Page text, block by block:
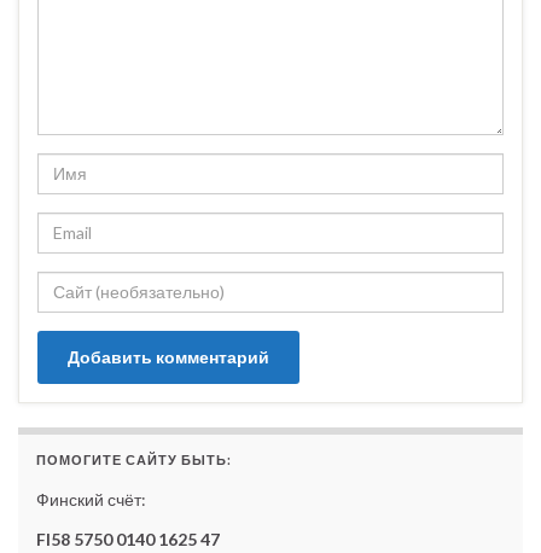
ПОМОГИТЕ САЙТУ БЫТЬ:
Финский счёт:
FI58 5750 0140 1625 47